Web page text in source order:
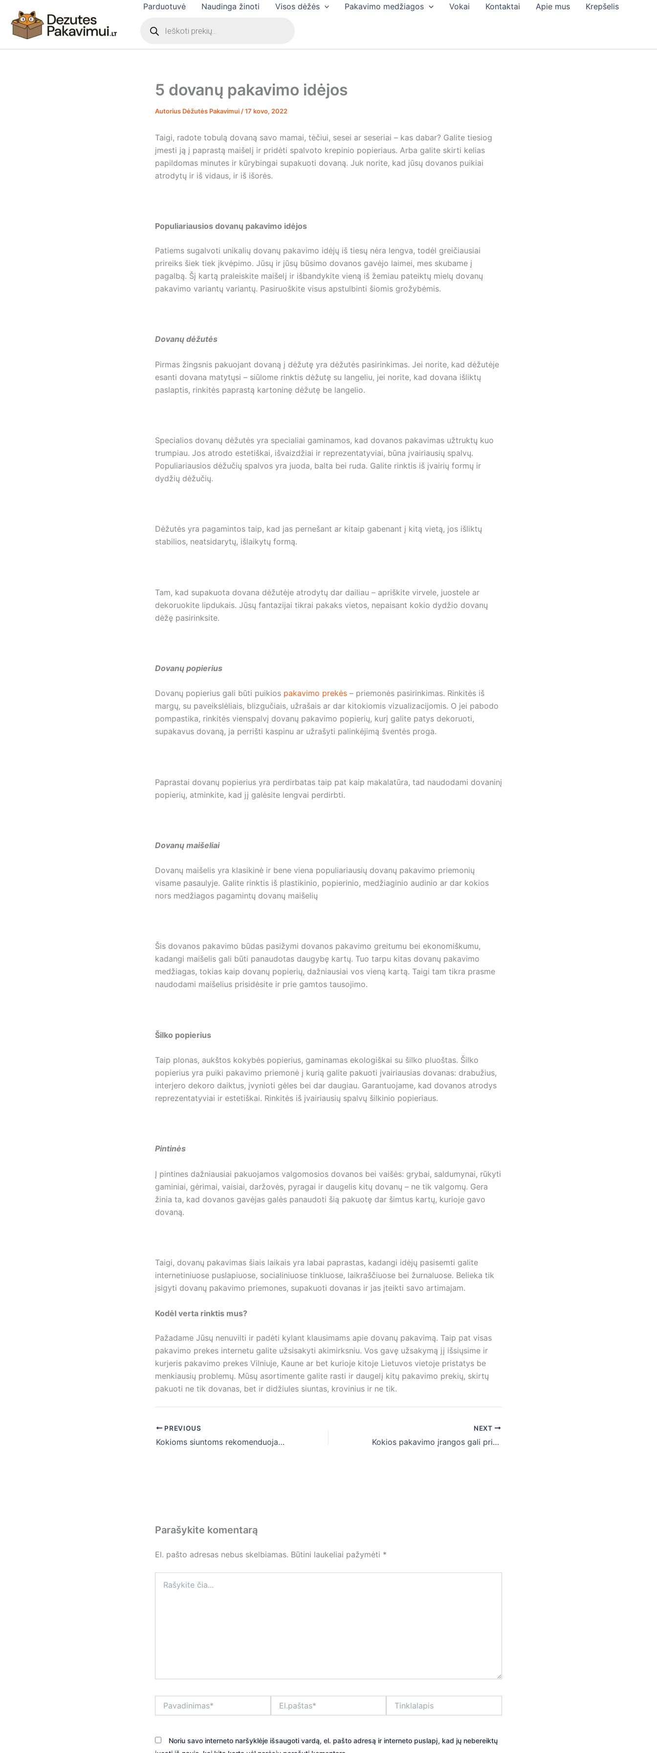
prie
turinio
Parduotuvė Naudinga žinoti Visos dėžės Pakavimo medžiagos Vokai Kontaktai Apie mus Krepšelis
search
5 dovanų pakavimo idėjos
Autorius Dėžutės Pakavimui /17 kovo, 2022
Taigi, radote tobulą dovaną savo mamai, tėčiui, sesei ar seseriai – kas dabar? Galite tiesiog
įmesti ją į paprastą maišelį ir pridėti spalvoto krepinio popieriaus. Arba galite skirti kelias
papildomas minutes ir kūrybingai supakuoti dovaną. Juk norite, kad jūsų dovanos puikiai
atrodytų ir iš vidaus, ir iš išorės.
Populiariausios dovanų pakavimo idėjos
Patiems sugalvoti unikalių dovanų pakavimo idėjų iš tiesų nėra lengva, todėl greičiausiai
prireiks šiek tiek įkvėpimo. Jūsų ir jūsų būsimo dovanos gavėjo laimei, mes skubame į
pagalbą. Šį kartą praleiskite maišelį ir išbandykite vieną iš žemiau pateiktų mielų dovanų
pakavimo variantų variantų. Pasiruoškite visus apstulbinti šiomis grožybėmis.
Dovanų dėžutės
Pirmas žingsnis pakuojant dovaną į dėžutę yra dėžutės pasirinkimas. Jei norite, kad dėžutėje
esanti dovana matytųsi – siūlome rinktis dėžutę su langeliu, jei norite, kad dovana išliktų
paslaptis, rinkitės paprastą kartoninę dėžutę be langelio.
Specialios dovanų dėžutės yra specialiai gaminamos, kad dovanos pakavimas užtruktų kuo
trumpiau. Jos atrodo estetiškai, išvaizdžiai ir reprezentatyviai, būna įvairiausių spalvų.
Populiariausios dėžučių spalvos yra juoda, balta bei ruda. Galite rinktis iš įvairių formų ir
dydžių dėžučių.
Dėžutės yra pagamintos taip, kad jas pernešant ar kitaip gabenant į kitą vietą, jos išliktų
stabilios, neatsidarytų, išlaikytų formą.
Tam, kad supakuota dovana dėžutėje atrodytų dar dailiau – apriškite virvele, juostele ar
dekoruokite lipdukais. Jūsų fantazijai tikrai pakaks vietos, nepaisant kokio dydžio dovanų
dėžę pasirinksite.
Dovanų popierius
Dovanų popierius gali būti puikios pakavimo prekės – priemonės pasirinkimas. Rinkitės iš
margų, su paveikslėliais, blizgučiais, užrašais ar dar kitokiomis vizualizacijomis. O jei pabodo
pompastika, rinkitės vienspalvį dovanų pakavimo popierių, kurį galite patys dekoruoti,
supakavus dovaną, ja perrišti kaspinu ar užrašyti palinkėjimą šventės proga.
Paprastai dovanų popierius yra perdirbatas taip pat kaip makalatūra, tad naudodami dovaninį
popierių, atminkite, kad jį galėsite lengvai perdirbti.
Dovanų maišeliai
Dovanų maišelis yra klasikinė ir bene viena populiariausių dovanų pakavimo priemonių
visame pasaulyje. Galite rinktis iš plastikinio, popierinio, medžiaginio audinio ar dar kokios
nors medžiagos pagamintų dovanų maišelių
Šis dovanos pakavimo būdas pasižymi dovanos pakavimo greitumu bei ekonomiškumu,
kadangi maišelis gali būti panaudotas daugybę kartų. Tuo tarpu kitas dovanų pakavimo
medžiagas, tokias kaip dovanų popierių, dažniausiai vos vieną kartą. Taigi tam tikra prasme
naudodami maišelius prisidėsite ir prie gamtos tausojimo.
Šilko popierius
Taip plonas, aukštos kokybės popierius, gaminamas ekologiškai su šilko pluoštas. Šilko
popierius yra puiki pakavimo priemonė į kurią galite pakuoti įvairiausias dovanas: drabužius,
interjero dekoro daiktus, įvynioti gėles bei dar daugiau. Garantuojame, kad dovanos atrodys
reprezentatyviai ir estetiškai. Rinkitės iš įvairiausių spalvų šilkinio popieriaus.
Pintinės
Į pintines dažniausiai pakuojamos valgomosios dovanos bei vaišės: grybai, saldumynai, rūkyti
gaminiai, gėrimai, vaisiai, daržovės, pyragai ir daugelis kitų dovanų – ne tik valgomų. Gera
žinia ta, kad dovanos gavėjas galės panaudoti šią pakuotę dar šimtus kartų, kurioje gavo
dovaną.
Taigi, dovanų pakavimas šiais laikais yra labai paprastas, kadangi idėjų pasisemti galite
internetiniuose puslapiuose, socialiniuose tinkluose, laikraščiuose bei žurnaluose. Belieka tik
įsigyti dovanų pakavimo priemones, supakuoti dovanas ir jas įteikti savo artimajam.
Kodėl verta rinktis mus?
Pažadame Jūsų nenuvilti ir padėti kylant klausimams apie dovanų pakavimą. Taip pat visas
pakavimo prekes internetu galite užsisakyti akimirksniu. Vos gavę užsakymą jį išsiųsime ir
kurjeris pakavimo prekes Vilniuje, Kaune ar bet kurioje kitoje Lietuvos vietoje pristatys be
menkiausių problemų. Mūsų asortimente galite rasti ir daugelį kitų pakavimo prekių, skirtų
pakuoti ne tik dovanas, bet ir didžiules siuntas, krovinius ir ne tik.
PREVIOUS
Kokioms siuntoms rekomenduojami apsauginiai kartoniniai kampai?
NEXT
Kokios pakavimo įrangos gali prireikti pakuojant siuntas?
Parašykite komentarą
El. pašto adresas nebus skelbiamas. Būtini laukeliai pažymėti *
čia...
Noriu savo interneto naršyklėje išsaugoti vardą, el. pašto adresą ir interneto puslapį, kad jų nebereiktų